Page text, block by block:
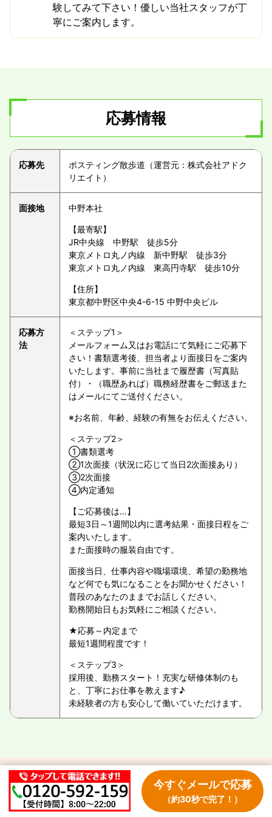
験してみて下さい！優しい当社スタッフが丁
寧にご案内します。
応募情報
応募先
ポスティング散歩道（運営元：株式会社アドク
リエイト）
面接地 中野本社
【最寄駅】
JR中央線 中野駅 徒歩5分
東京メトロ丸ノ内線 新中野駅 徒歩3分
東京メトロ丸ノ内線 東高円寺駅 徒歩10分
【住所】
東京都中野区中央4-6-15 中野中央ビル
応募方
法
＜ステップ1＞
メールフォーム又はお電話にて気軽にご応募下
さい！書類選考後、担当者より面接日をご案内
いたします。事前に当社まで履歴書（写真貼
付）・（職歴あれば）職務経歴書をご郵送また
はメールにてご送付ください。
※お名前、年齢、経験の有無をお伝えください。
＜ステップ2＞
①書類選考
②1次面接（状況に応じて当日2次面接あり）
③2次面接
④内定通知
【ご応募後は…】
最短3日～1週間以内に選考結果・面接日程をご
案内いたします。
また面接時の服装自由です。
面接当日、仕事内容や職場環境、希望の勤務地
など何でも気になることをお聞かせください！
普段のあなたのままでお話しください。
勤務開始日もお気軽にご相談ください。
★応募～内定まで
最短1週間程度です！
＜ステップ3＞
採用後、勤務スタート！充実な研修体制のも
と、丁寧にお仕事を教えます♪
未経験者の方も安心して働いていただけます。
電話から応募はこちら
0120-592-159
今すぐメールで応募
（約30秒で完了！）